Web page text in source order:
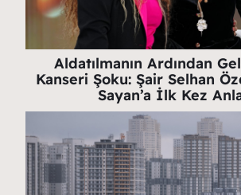
Aldatılmanın Ardından
Kanseri Şoku: Şair Selhan
Sayan’a İlk Kez